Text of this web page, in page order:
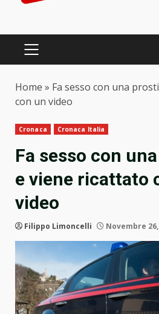
PRIMARY
Home » Fa sesso con una
con un video
Cronaca Cronaca Italia
Fa sesso con
e viene ricattato
video
Filippo Limoncelli Novembre 26,